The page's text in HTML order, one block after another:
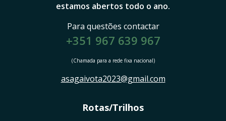
estamos abertos todo o ano.
Para questões contactar
+351 967 639 967
(Chamada para a rede fixa nacional)
asagaivota2023@gmail.com
Rotas/Trilhos